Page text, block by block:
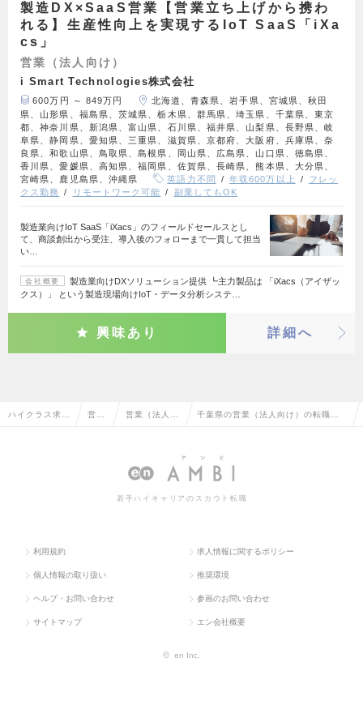
製造DX×SaaS営業【営業立ち上げから携わ
れる】生産性向上を実現するIoT SaaS「iXa
cs」
営業（法人向け）
i Smart Technologies株式会社
600万円 ～ 849万円
北海道、青森県、岩手県、宮城県、秋田
県、山形県、福島県、茨城県、栃木県、群馬県、埼玉県、千葉県、東京
都、神奈川県、新潟県、富山県、石川県、福井県、山梨県、長野県、岐
阜県、静岡県、愛知県、三重県、滋賀県、京都府、大阪府、兵庫県、奈
良県、和歌山県、鳥取県、島根県、岡山県、広島県、山口県、徳島県、
香川県、愛媛県、高知県、福岡県、佐賀県、長崎県、熊本県、大分県、
宮崎県、鹿児島県、沖縄県
英語力不問 年収600万以上
フレッ
クス勤務
リモートワーク可能 副業してもOK
製造業向けIoT SaaS「iXacs」のフィールドセールスとし
て、商談創出から受注、導入後のフォローまで一貫して担当
い…
会社概要
製造業向けDXソリューション提供 ┗主力製品は 「iXacs（アイザッ
クス）」 という製造現場向けIoT・データ分析システ…
興味あり 詳細へ
ハイクラス求人 営業 営業（法人向 千葉県の営業（法人向け）の転職・
若手ハイキャリアのスカウト転職
利用規約 求人情報に関するポリシー
個人情報の取り扱い 推奨環境
ヘルプ・お問い合わせ 参画のお問い合わせ
サイトマップ エン会社概要
© en Inc.